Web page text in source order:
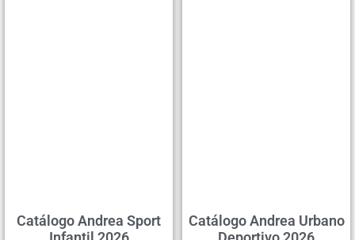
Catálogo Andrea Sport
Catálogo Andrea Urbano